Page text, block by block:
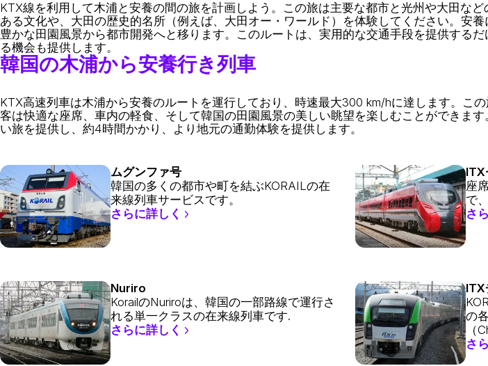
KTX線を利用して木浦と安養の間の旅を計画しよう。この旅は主要な都市と光州や大田な
ある文化や、大田の歴史的名所（例えば、大田オー・ワールド）を体験してください。安
豊かな田園風景から都市開発へと移ります。このルートは、実用的な交通手段を提供する
る機会も提供します。
韓国の木浦から安養行き列車
KTX高速列車は木浦から安養のルートを運行しており、時速最大300 km/hに達します。こ
客は快適な座席、車内の軽食、そして韓国の田園風景の美しい眺望を楽しむことができま
い旅を提供し、約4時間かかり、より地元の通勤体験を提供します。
ムグンファ号
韓国の多くの都市や町を結ぶKORAILの在
来線列車サービスです。
さらに詳しく
ITX
座
で
さ
Nuriro
KorailのNuriroは、韓国の一部路線で運行さ
れる単一クラスの在来線列車です.
さらに詳しく
ITX
の
（
さ